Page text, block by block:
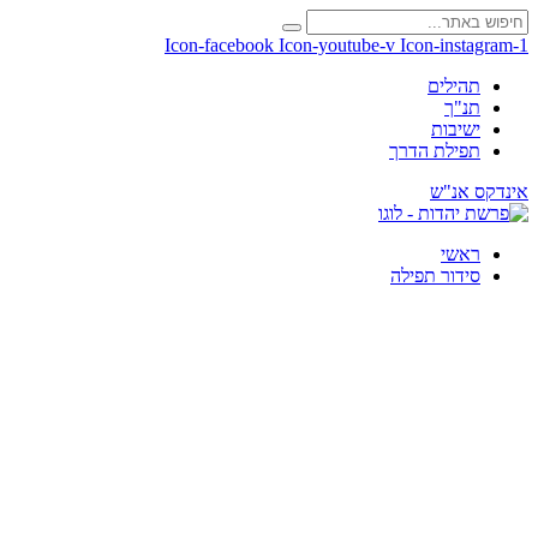
Icon-facebook Icon-youtube-v Icon-instagram-1
תהילים
תנ"ך
ישיבות
תפילת הדרך
אינדקס אנ"ש
ראשי
סידור תפילה